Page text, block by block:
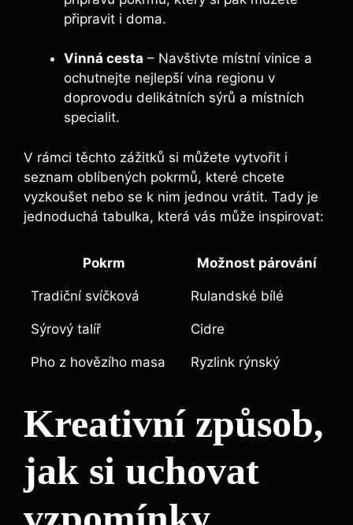
připravit i doma.
Vinná cesta – Navštivte místní vinice a
ochutnejte nejlepší vína regionu v
doprovodu delikátních sýrů a místních
specialit.
V rámci těchto zážitků si můžete vytvořit i
seznam oblíbených pokrmů, které chcete
vyzkoušet nebo se k nim jednou vrátit. Tady je
jednoduchá tabulka, která vás může inspirovat:
Pokrm Možnost párování
Tradiční svíčková Rulandské bílé
Sýrový talíř Cidre
Pho z hovězího masa Ryzlink rýnský
Kreativní způsob,
jak si uchovat